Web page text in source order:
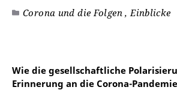
Corona und die Folgen , Einblicke
Wie die gesellschaftliche
Erinnerung an die Corona-